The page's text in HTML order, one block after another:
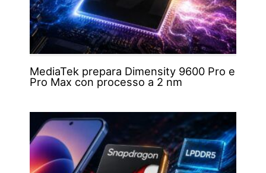
MediaTek prepara Dimensity 9600 Pro e
Pro Max con processo a 2 nm